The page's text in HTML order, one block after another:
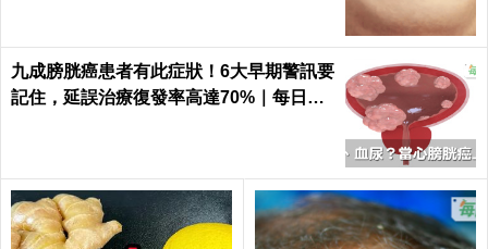
九成膀胱癌患者有此症狀！6大早期警訊要
記住，延誤治療復發率高達70%｜每日健